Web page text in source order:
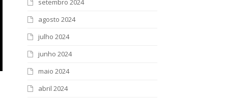
setembro 2024
agosto 2024
julho 2024
junho 2024
maio 2024
abril 2024